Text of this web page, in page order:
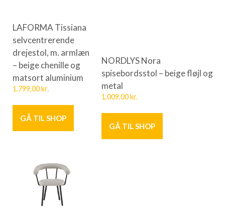
LAFORMA Tissiana
selvcentrerende
drejestol, m. armlæn
– beige chenille og
matsort aluminium
1.799,00kr.
GÅ TIL SHOP
NORDLYS Nora
spisebordsstol – beige fløjl og
metal
1.009,00kr.
GÅ TIL SHOP